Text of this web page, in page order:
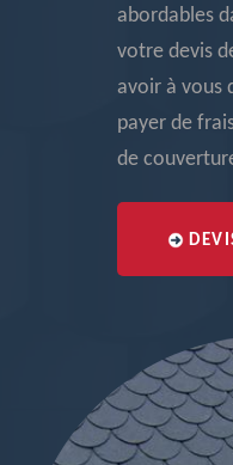
abordables
votre devis
avoir à vous
payer de
de